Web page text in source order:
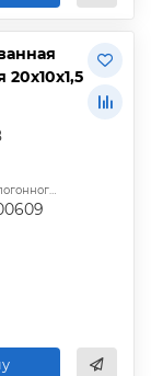
Вес погонного метра, т.: